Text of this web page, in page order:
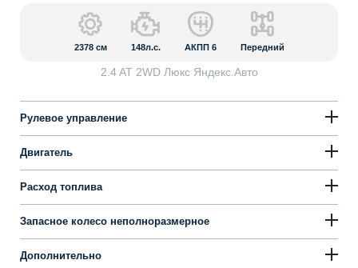
2378 см 148л.с. АКПП 6 Передний
2.4 AT 2WD Люкс Яндекс.Авто
Рулевое управление
Двигатель
Расход топлива
Запасное колесо неполноразмерное
Дополнительно